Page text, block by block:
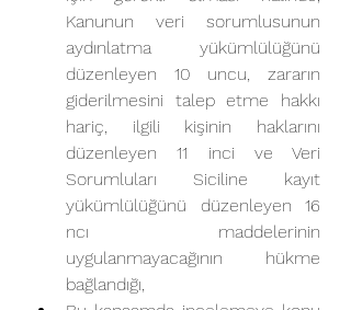
Kanunun veri sorumlusunun
aydınlatma yükümlülüğünü
düzenleyen 10 uncu, zararın
giderilmesini talep etme hakkı
hariç, ilgili kişinin haklarını
düzenleyen 11 inci ve Veri
Sorumluları Siciline kayıt
yükümlülüğünü düzenleyen 16
ncı maddelerinin
uygulanmayacağının hükme
bağlandığı,